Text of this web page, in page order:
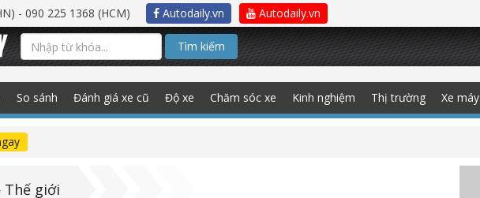
- 090 225 1368 (HCM) Autodaily.vn Autodaily.vn
Tìm kiếm
So sánh Đánh giá xe cũ Độ xe Chăm sóc xe Kinh nghiệm Thị trường Xe máy
Thế giới